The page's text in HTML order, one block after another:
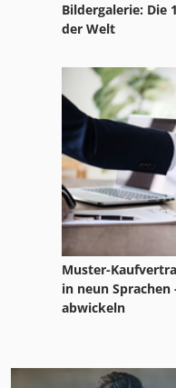
Bildergalerie: Die
der Welt
Muster-
in neun
abwickeln